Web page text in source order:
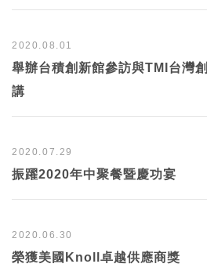
2020.08.01
舉辦台積創新館參訪與TMI台灣
講
2020.07.29
振躍2020年中聚餐暨慶功宴
2020.06.30
榮獲美國Knoll卓越供應商獎